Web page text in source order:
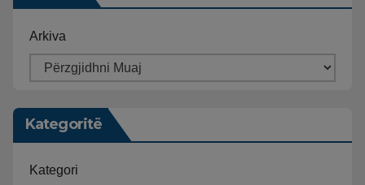
Arkiva
Kategoritë
Kategori